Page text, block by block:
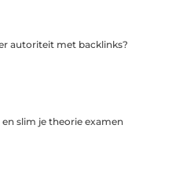
autoriteit met backlinks?
en slim je theorie examen